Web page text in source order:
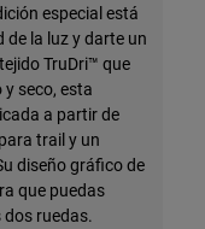
especial está
la luz y darte un
TruDri™ que
seco, esta
a partir de
trail y un
diseño gráfico de
que puedas
ruedas.